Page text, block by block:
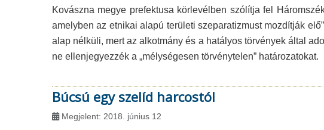
Kovászna megye prefektusa körlevélben szólítja fel
amelyben az etnikai alapú területi szeparatizmust mozdítják
alap nélküli, mert az alkotmány és a hatályos törvények által
ne ellenjegyezzék a „mélységesen törvénytelen” határozatokat.
Búcsú egy szelíd harcostól
Megjelent: 2018. június 12